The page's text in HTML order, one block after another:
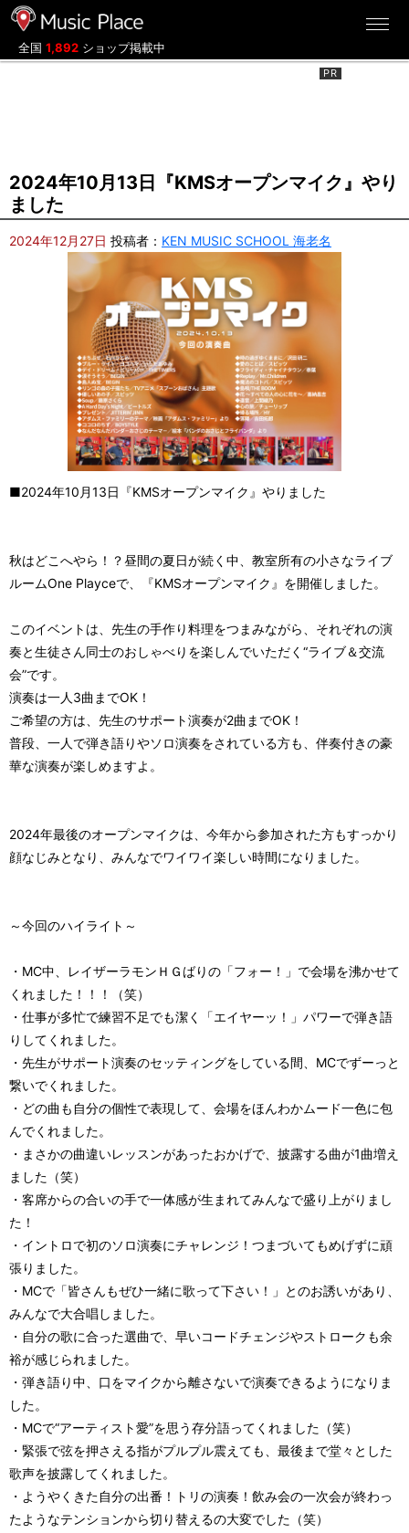
全国 1,892 ショップ掲載中
2024年10月13日『KMSオープンマイク』やり
ました
2024年12月27日 投稿者： KEN MUSIC SCHOOL 海老名
■2024年10月13日『KMSオープンマイク』やりました
秋はどこへやら！？昼間の夏日が続く中、教室所有の小さなライブ
ルームOne Playceで、『KMSオープンマイク』を開催しました。
このイベントは、先生の手作り料理をつまみながら、それぞれの演
奏と生徒さん同士のおしゃべりを楽しんでいただく“ライブ＆交流
会”です。
演奏は一人3曲までOK！
ご希望の方は、先生のサポート演奏が2曲までOK！
普段、一人で弾き語りやソロ演奏をされている方も、伴奏付きの豪
華な演奏が楽しめますよ。
2024年最後のオープンマイクは、今年から参加された方もすっかり
顔なじみとなり、みんなでワイワイ楽しい時間になりました。
～今回のハイライト～
・MC中、レイザーラモンＨＧばりの「フォー！」で会場を沸かせて
くれました！！！（笑）
・仕事が多忙で練習不足でも潔く「エイヤーッ！」パワーで弾き語
りしてくれました。
・先生がサポート演奏のセッティングをしている間、MCでずーっと
繋いでくれました。
・どの曲も自分の個性で表現して、会場をほんわかムード一色に包
んでくれました。
・まさかの曲違いレッスンがあったおかげで、披露する曲が1曲増え
ました（笑）
・客席からの合いの手で一体感が生まれてみんなで盛り上がりまし
た！
・イントロで初のソロ演奏にチャレンジ！つまづいてもめげずに頑
張りました。
・MCで「皆さんもぜひ一緒に歌って下さい！」とのお誘いがあり、
みんなで大合唱しました。
・自分の歌に合った選曲で、早いコードチェンジやストロークも余
裕が感じられました。
・弾き語り中、口をマイクから離さないで演奏できるようになりま
した。
・MCで“アーティスト愛”を思う存分語ってくれました（笑）
・緊張で弦を押さえる指がプルプル震えても、最後まで堂々とした
歌声を披露してくれました。
・ようやくきた自分の出番！トリの演奏！飲み会の一次会が終わっ
たようなテンションから切り替えるの大変でした（笑）